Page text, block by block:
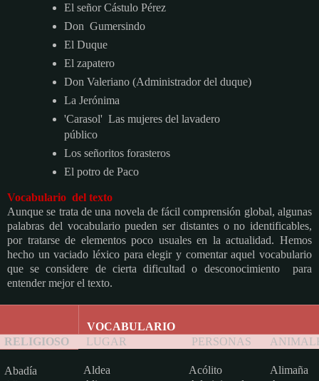
El señor Cástulo Pérez
Don Gumersindo
El Duque
El zapatero
Don Valeriano(Administrador del duque)
La Jerónima
'Carasol' Las mujeres del lavadero
público
Los señoritos forasteros
El potro de Paco
Vocabulario del texto
Aunque se trata de una novela de fácil comprensión global, algunas
palabras del vocabulario pueden ser distantes o no identificables,
por tratarse de elementos poco usuales en la actualidad. Hemos
hecho un vaciado léxico para elegir y comentar aquel vocabulario
que se considere de cierta dificultad o desconocimiento para
entender mejor el texto.
VOCABULARIO
RELIGIOSO
LUGAR PERSONAS
Abadía
Aldea
Acólito
Alimaña